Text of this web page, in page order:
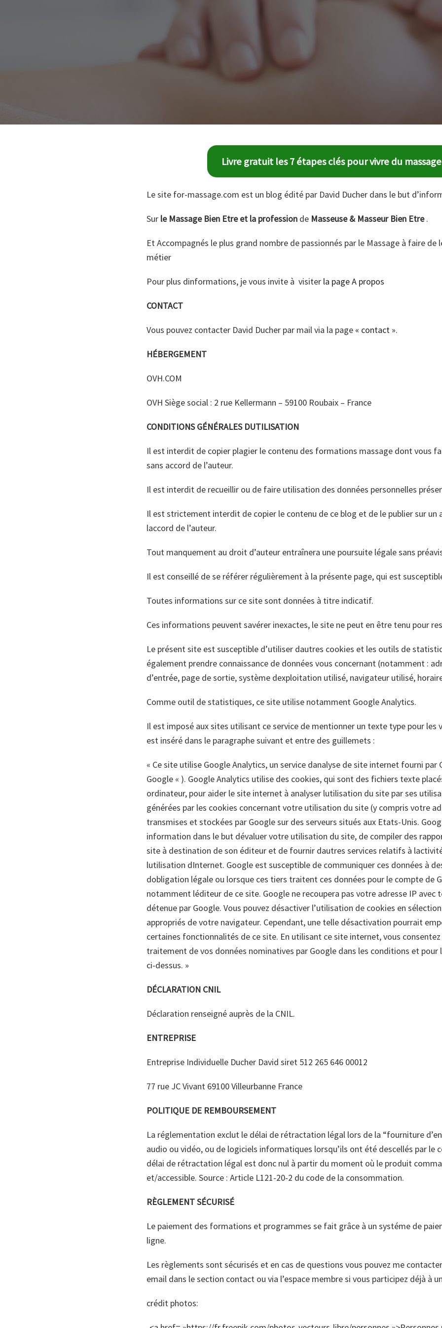
Livre gratuit les 7 étapes clés pour vivre du massage
Le site for-massage.com est un blog édité par David Ducher dans le but
Sur le Massage Bien Etre et la profession de Masseuse & Masseur Bien Etre.
Et Accompagnés le plus grand nombre de passionnés par le Massage à faire de
métier
Pour plus dinformations, je vous invite à visiter la page A propos
CONTACT
Vous pouvez contacter David Ducher par mail via la page « contact ».
HÉBERGEMENT
OVH.COM
OVH Siège social : 2 rue Kellermann – 59100 Roubaix – France
CONDITIONS GÉNÉRALES DUTILISATION
Il est interdit de copier plagier le contenu des formations massage dont vous
sans accord de l’auteur.
Il est interdit de recueillir ou de faire utilisation des données personnelles
Il est strictement interdit de copier le contenu de ce blog et de le publier sur un
laccord de l’auteur.
Tout manquement au droit d’auteur entraînera une poursuite légale sans
Il est conseillé de se référer régulièrement à la présente page, qui est
Toutes informations sur ce site sont données à titre indicatif.
Ces informations peuvent savérer inexactes, le site ne peut en être tenu pour
Le présent site est susceptible d’utiliser dautres cookies et les outils de
également prendre connaissance de données vous concernant (notamment :
d’entrée, page de sortie, système dexploitation utilisé, navigateur utilisé,
Comme outil de statistiques, ce site utilise notamment Google Analytics.
Il est imposé aux sites utilisant ce service de mentionner un texte type pour les
est inséré dans le paragraphe suivant et entre des guillemets :
« Ce site utilise Google Analytics, un service danalyse de site internet fourni par
Google « ). Google Analytics utilise des cookies, qui sont des fichiers texte
ordinateur, pour aider le site internet à analyser lutilisation du site par ses
générées par les cookies concernant votre utilisation du site (y compris votre
transmises et stockées par Google sur des serveurs situés aux Etats-Unis.
information dans le but dévaluer votre utilisation du site, de compiler des
site à destination de son éditeur et de fournir dautres services relatifs à
lutilisation dInternet. Google est susceptible de communiquer ces données à
dobligation légale ou lorsque ces tiers traitent ces données pour le compte de
notamment léditeur de ce site. Google ne recoupera pas votre adresse IP avec
détenue par Google. Vous pouvez désactiver l’utilisation de cookies en
appropriés de votre navigateur. Cependant, une telle désactivation pourrait
certaines fonctionnalités de ce site. En utilisant ce site internet, vous
traitement de vos données nominatives par Google dans les conditions et
ci-dessus. »
DÉCLARATION CNIL
Déclaration renseigné auprès de la CNIL.
ENTREPRISE
Entreprise Individuelle Ducher David siret 512 265 646 00012
77 rue JC Vivant 69100 Villeurbanne France
POLITIQUE DE REMBOURSEMENT
La réglementation exclut le délai de rétractation légal lors de la “fourniture
audio ou vidéo, ou de logiciels informatiques lorsqu’ils ont été descellés par le
délai de rétractation légal est donc nul à partir du moment où le produit
et/accessible. Source : Article L121-20-2 du code de la consommation.
RÈGLEMENT SÉCURISÉ
Le paiement des formations et programmes se fait grâce à un systéme de
ligne.
Les règlements sont sécurisés et en cas de questions vous pouvez me
email dans le section contact ou via l’espace membre si vous participez déjà à
crédit photos: